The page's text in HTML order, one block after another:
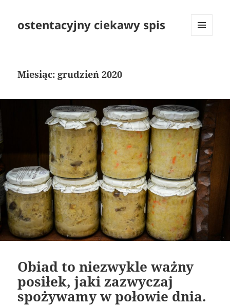
ostentacyjny ciekawy spis
Miesiąc: grudzień 2020
Obiad to niezwykle ważny
posiłek, jaki zazwyczaj
spożywamy w połowie dnia.